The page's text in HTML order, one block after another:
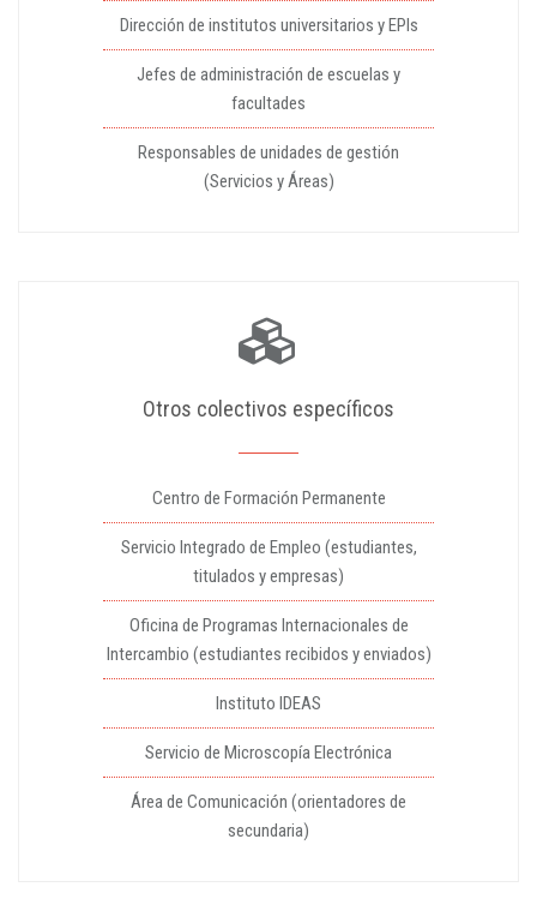
Dirección de institutos universitarios y EPIs
Jefes de administración de escuelas y
facultades
Responsables de unidades de gestión
(Servicios y Áreas)
Otros colectivos específicos
Centro de Formación Permanente
Servicio Integrado de Empleo (estudiantes,
titulados y empresas)
Oficina de Programas Internacionales de
Intercambio (estudiantes recibidos y enviados)
Instituto IDEAS
Servicio de Microscopía Electrónica
Área de Comunicación (orientadores de
secundaria)